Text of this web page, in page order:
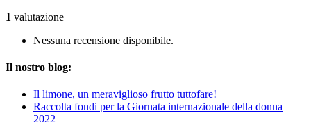
1 valutazione
Nessuna recensione disponibile.
Il nostro blog:
Il limone, un meraviglioso frutto tuttofare!
Raccolta fondi per la Giornata internazionale della donna
2022